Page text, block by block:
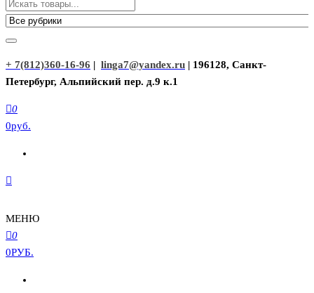
Измерительные приборы Виолан
+ 7(812)360-16-96 | linga7@yandex.ru | 196128, Санкт-
Петербург, Альпийский пер. д.9 к.1
0
0руб.
МЕНЮ
0
0РУБ.